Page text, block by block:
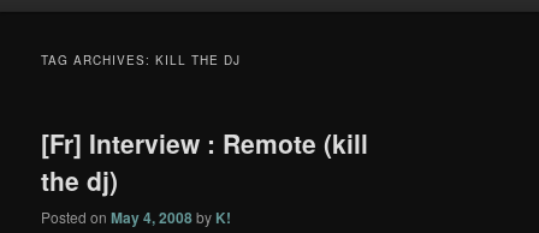
TAG ARCHIVES:KILL THE DJ
[Fr] Interview : Remote (kill
the dj)
Posted onMay 4, 2008by K!